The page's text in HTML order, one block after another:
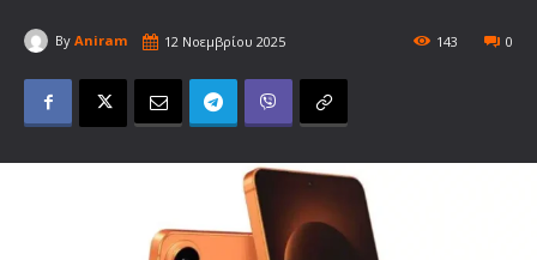
By Aniram 12 Νοεμβρίου 2025 0
143